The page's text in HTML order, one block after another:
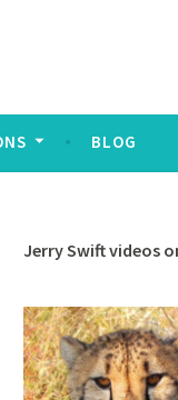
BLOG
Jerry Swift videos